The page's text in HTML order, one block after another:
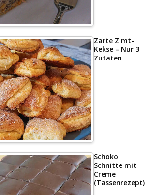
Zarte Zimt-
Kekse – Nur 3
Zutaten
Schoko
Schnitte mit
Creme
(Tassenrezept)